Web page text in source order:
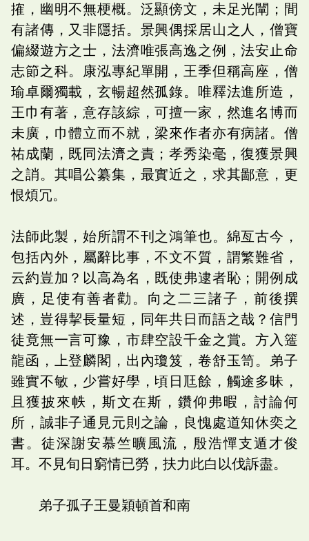
搉，幽明不無梗概。泛顯傍文，未足光闡；間
有諸傳，又非隱括。景興偶採居山之人，僧寶
偏綴遊方之士，法濟唯張高逸之例，法安止命
志節之科。康泓專紀單開，王季但稱高座，僧
瑜卓爾獨載，玄暢超然孤錄。唯釋法進所造，
王巾有著，意存該綜，可擅一家，然進名博而
未廣，巾體立而不就，梁來作者亦有病諸。僧
祐成蘭，既同法濟之責；孝秀染毫，復獲景興
之誚。其唱公纂集，最實近之，求其鄙意，更
恨煩冗。
法師此製，始所謂不刊之鴻筆也。綿亙古今，
包括內外，屬辭比事，不文不質，謂繁難省，
云約豈加？以高為名，既使弗逮者恥；開例成
廣，足使有善者勸。向之二三諸子，前後撰
述，豈得挈長量短，同年共日而語之哉？信門
徒竟無一言可豫，市肆空設千金之賞。方入簉
龍函，上登麟閣，出內瓊笈，卷舒玉笥。弟子
雖實不敏，少嘗好學，頃日尫餘，觸途多昧，
且獲披來帙，斯文在斯，鑽仰弗暇，討論何
所，誠非子通見元則之論，良愧處道知休奕之
書。徒深謝安慕竺曠風流，殷浩憚支遁才俊
耳。不見旬日窮情已勞，扶力此白以伐訴盡。
弟子孤子王曼穎頓首和南